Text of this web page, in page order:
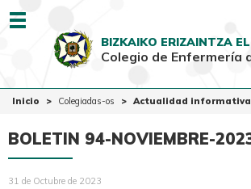
EUSK CAST
Ciudadanía
BIZKAIKO ERIZAINTZA
Colegio de Enfermería
Inicio Colegiadas-os Actualidad informativa
BOLETIN 94-NOVIEMBRE-
31 de Octubre de 2023